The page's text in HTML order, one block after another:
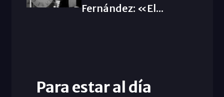
Fernández: «El...
Para estar al día